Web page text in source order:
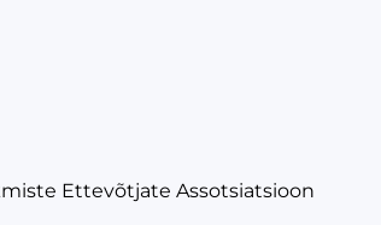
Ettevõtjate Assotsiatsioon